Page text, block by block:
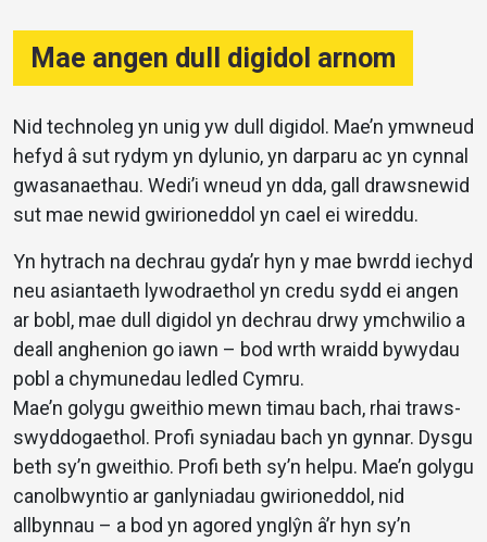
Mae angen dull digidol arnom
Nid technoleg yn unig yw dull digidol. Mae’n ymwneud
hefyd â sut rydym yn dylunio, yn darparu ac yn cynnal
gwasanaethau. Wedi’i wneud yn dda, gall drawsnewid
sut mae newid gwirioneddol yn cael ei wireddu.
Yn hytrach na dechrau gyda’r hyn y mae bwrdd iechyd
neu asiantaeth lywodraethol yn credu sydd ei angen
ar bobl, mae dull digidol yn dechrau drwy ymchwilio a
deall anghenion go iawn – bod wrth wraidd bywydau
pobl a chymunedau ledled Cymru.
Mae’n golygu gweithio mewn timau bach, rhai traws-
swyddogaethol. Profi syniadau bach yn gynnar. Dysgu
beth sy’n gweithio. Profi beth sy’n helpu. Mae’n golygu
canolbwyntio ar ganlyniadau gwirioneddol, nid
allbynnau – a bod yn agored ynglŷn â’r hyn sy’n